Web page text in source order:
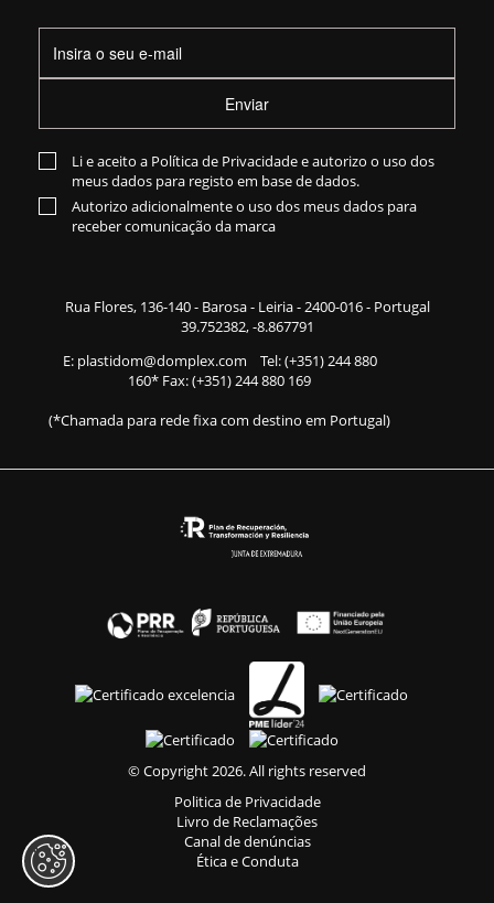
Enviar
Li e aceito a Política de Privacidadee autorizo o uso dos
meus dados para registo em base de dados.
Autorizo adicionalmente o uso dos meus dados para
receber comunicação da marca
Rua Flores, 136-140- Barosa - Leiria - 2400-016 - Portugal
39.752382, -8.867791
E: plastidom@domplex.com Tel:(+351) 244 880
160* Fax: (+351) 244 880 169
(*Chamada para rede fixa com destino em Portugal)
© Copyright 2026. All rights reserved
Politica de Privacidade
Livro de Reclamações
Canal de denúncias
Ética e Conduta